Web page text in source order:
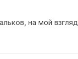
на мой взгляд